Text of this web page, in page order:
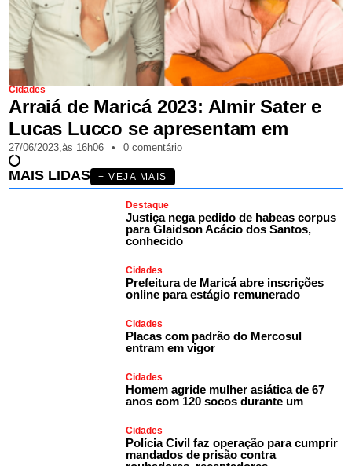
Cidades
Arraiá de Maricá 2023: Almir Sater e
Lucas Lucco se apresentam em
27/06/2023,às 16h06 • 0 comentário
MAIS LIDAS + VEJA MAIS
Destaque
Justiça nega pedido de habeas corpus
para Glaidson Acácio dos Santos,
conhecido
Cidades
Prefeitura de Maricá abre inscrições
online para estágio remunerado
Cidades
Placas com padrão do Mercosul
entram em vigor
Cidades
Homem agride mulher asiática de 67
anos com 120 socos durante um
Cidades
Polícia Civil faz operação para cumprir
mandados de prisão contra